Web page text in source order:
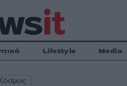
Lifestyle Media